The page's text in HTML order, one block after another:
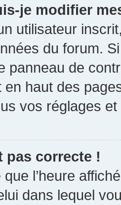
je modifier
utilisateur
du forum.
panneau de
en haut des
vos réglages
pas correcte !
l’heure
dans lequel